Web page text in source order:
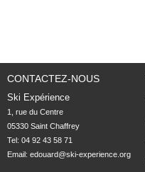
CONTACTEZ-NOUS
Ski Expérience
1, rue du Centre
05330 Saint Chaffrey
Tel: 04 92 43 58 71
Email: edouard@ski-experience.org